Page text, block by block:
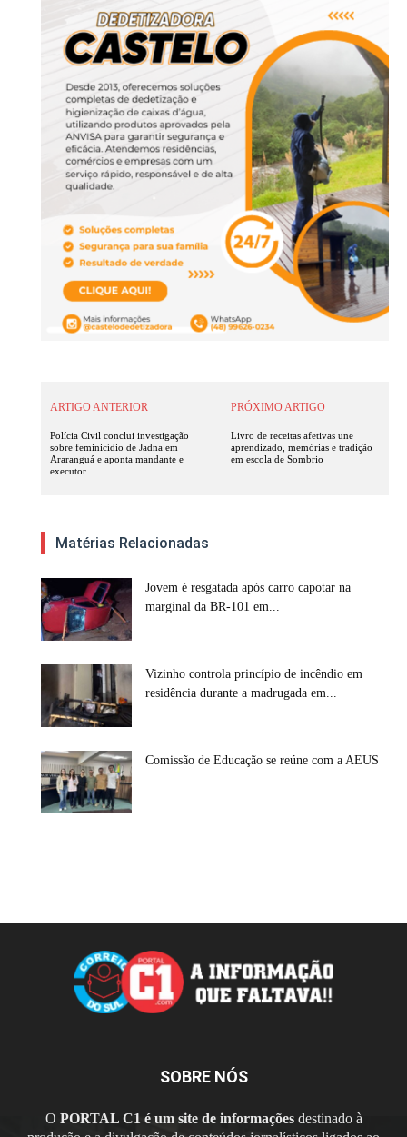
ARTIGO ANTERIOR
Polícia Civil conclui investigação
sobre feminicídio de Jadna em
Araranguá e aponta mandante e
executor
PRÓXIMO ARTIGO
Livro de receitas afetivas une
aprendizado, memórias e tradição
em escola de Sombrio
Matérias Relacionadas
Jovem é resgatada após carro capotar na
marginal da BR-101 em...
Vizinho controla princípio de incêndio em
residência durante a madrugada em...
Comissão de Educação se reúne com a AEUS
SOBRE NÓS
O PORTAL C1 é um site de informaçõesdestinado à